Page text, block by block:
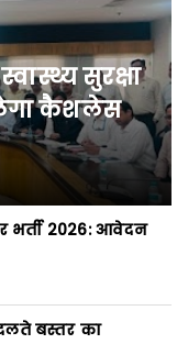
सुरक्षा
कैशलेस
भर्ती 2026: आवेदन
बस्तर का